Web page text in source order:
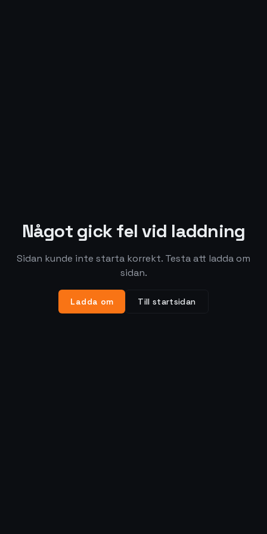
Något gick fel vid laddning
Sidan kunde inte starta korrekt. Testa att ladda om
sidan.
Ladda om Till startsidan